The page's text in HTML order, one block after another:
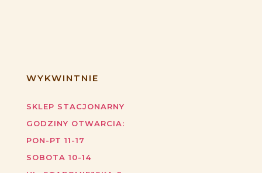
WYKWINTNIE
SKLEP STACJONARNY
GODZINY OTWARCIA:
PON-PT 11-17
SOBOTA 10-14